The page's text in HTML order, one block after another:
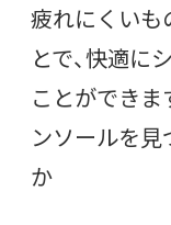
疲れにくいも
とで、快適に
ことができま
ンソールを
か